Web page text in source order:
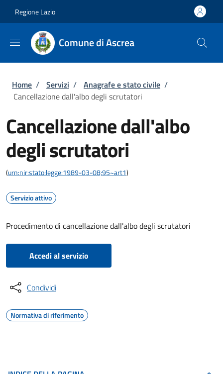
Regione Lazio
Comune di Ascrea
Briciole di pane
Home / Servizi / Anagrafe e stato civile /
Cancellazione dall'albo degli scrutatori
Cancellazione dall'albo
degli scrutatori
(urn:nir:stato:legge:1989-03-08;95~art1)
Servizio attivo
Procedimento di cancellazione dall'albo degli scrutatori
Accedi al servizio
Condividi
Normativa di riferimento